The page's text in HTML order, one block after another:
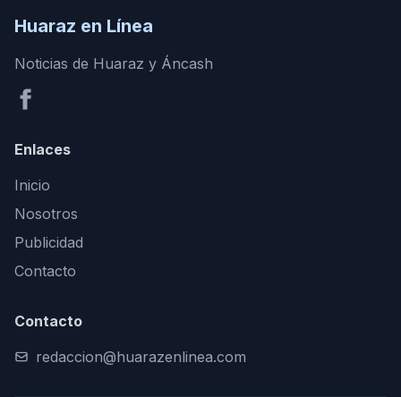
Huaraz en Línea
Noticias de Huaraz y Áncash
Enlaces
Inicio
Nosotros
Publicidad
Contacto
Contacto
redaccion@huarazenlinea.com